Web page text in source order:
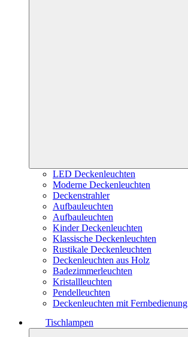
LED Deckenleuchten
Moderne Deckenleuchten
Deckenstrahler
Aufbauleuchten
Aufbauleuchten
Kinder Deckenleuchten
Klassische Deckenleuchten
Rustikale Deckenleuchten
Deckenleuchten aus Holz
Badezimmerleuchten
Kristallleuchten
Pendelleuchten
Deckenleuchten mit Fernbedienung
Tischlampen